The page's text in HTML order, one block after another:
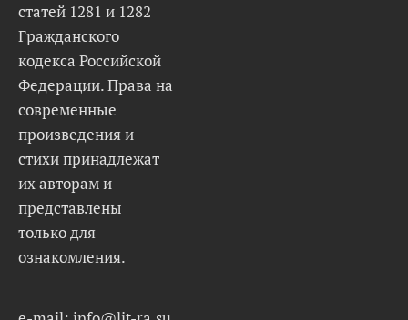
статей 1281 и 1282
Гражданского
кодекса Российской
Федерации. Права на
современные
произведения и
стихи принадлежат
их авторам и
представлены
только для
ознакомления.